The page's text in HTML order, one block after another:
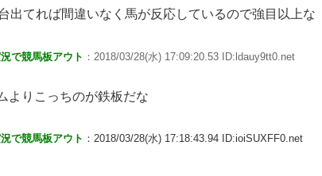
出てれば間違いなく馬が反応しているので強目以上な
で競馬板アウト ：2018/03/28(水) 17:09:20.53 ID:ldauy9tt0.net
よりこっちのが鉄板だな
で競馬板アウト ：2018/03/28(水) 17:18:43.94 ID:ioiSUXFF0.net